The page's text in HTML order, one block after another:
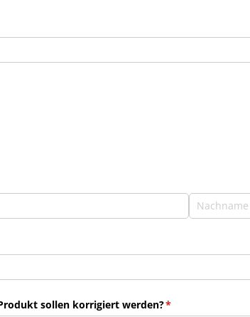
sollen korrigiert werden?*
(erforderlich)